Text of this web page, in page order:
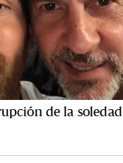
de la soledad